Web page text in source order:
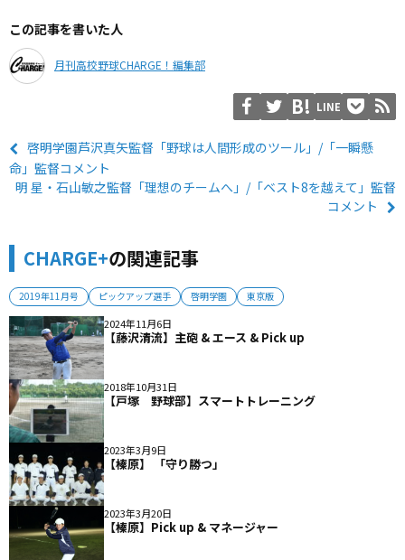
この記事を書いた人
月刊高校野球CHARGE！編集部
LINE
啓明学園芦沢真矢監督「野球は人間形成のツール」/「一瞬懸
命」監督コメント
明 星・石山敏之監督「理想のチームへ」/「ベスト8を越えて」監督
コメント
CHARGE+の関連記事
2019年11月号 ピックアップ選手 啓明学園 東京版
2024年11月6日
【藤沢清流】主砲 & エース & Pick up
2018年10月31日
【戸塚 野球部】スマートトレーニング
2023年3月9日
【榛原】 「守り勝つ」
2023年3月20日
【榛原】Pick up & マネージャー